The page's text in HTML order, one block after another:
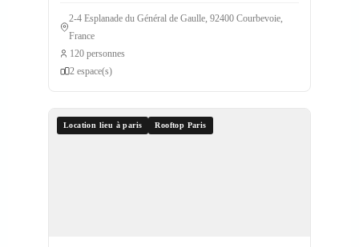
2-4 Esplanade du Général de Gaulle, 92400 Courbevoie,
France
120 personnes
2 espace(s)
Location lieu à paris Rooftop Paris